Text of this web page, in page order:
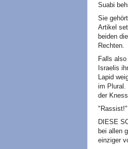
Suabi
Sie
Artikel
beiden
Rechten.
Falls
Israelis
Lapid
im Plural.
der
DIESE
bei allen
einziger